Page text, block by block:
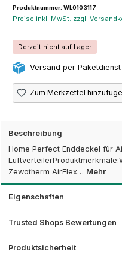
Produktnummer: WL0103117
Preise inkl. MwSt. zzgl.
Derzeit nicht auf Lager
Versand per Paketdienst
Zum Merkzettel
Beschreibung
Home Perfect Enddeckel für
Zewotherm AirFlex… Mehr
Eigenschaften
Trusted Shops Bewertungen
Produktsicherheit